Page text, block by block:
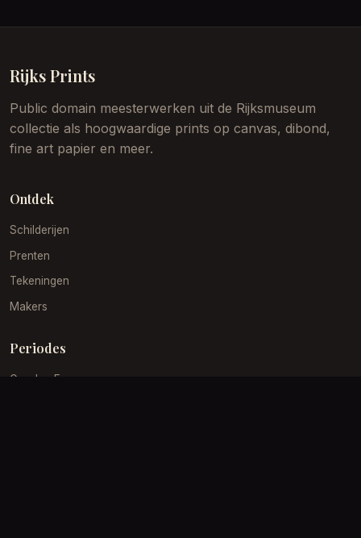
Rijks Prints
Public domain meesterwerken uit de Rijksmuseum
collectie als hoogwaardige prints op canvas, dibond,
fine art papier en meer.
Ontdek
Schilderijen
Prenten
Tekeningen
Makers
Periodes
Gouden Eeuw